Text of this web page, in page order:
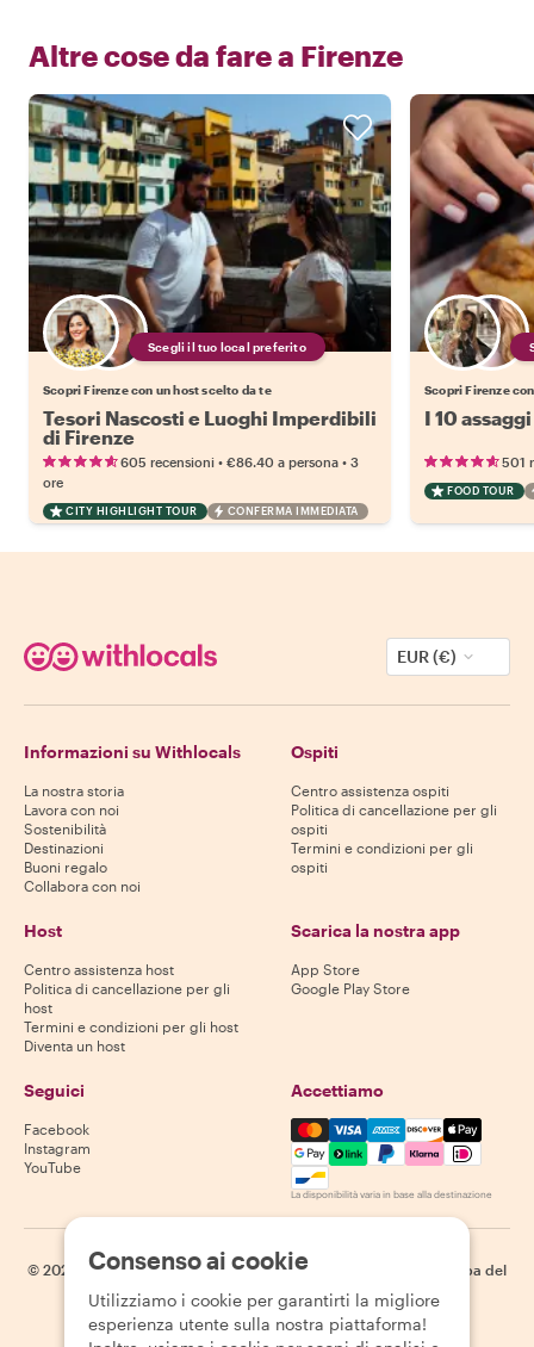
Altre cose da fare a Firenze
Scegli il tuo local preferito
Scopri Firenze con un host scelto da te
Tesori Nascosti e Luoghi Imperdibili
di Firenze
605 recensioni • €86.40 a persona • 3
ore
CITY HIGHLIGHT TOUR CONFERMA IMMEDIATA
Scopri Firenze
I 10
501
FOOD TOUR
EUR (€)
Informazioni su Withlocals
La nostra storia
Lavora con noi
Sostenibilità
Destinazioni
Buoni regalo
Collabora con noi
Ospiti
Centro assistenza ospiti
Politica di cancellazione per gli
ospiti
Termini e condizioni per gli
ospiti
Host
Centro assistenza host
Politica di cancellazione per gli
host
Termini e condizioni per gli host
Diventa un host
Scarica la nostra app
App Store
Google Play Store
Seguici
Facebook
Instagram
YouTube
Accettiamo
Mastercard, Visa, Amex,
La disponibilità varia in base alla destinazione
© 2026 Withlocals.com | Informativa sulla privacy
Mappa del
Consenso ai cookie
Utilizziamo i cookie per garantirti la migliore
esperienza utente sulla nostra piattaforma!